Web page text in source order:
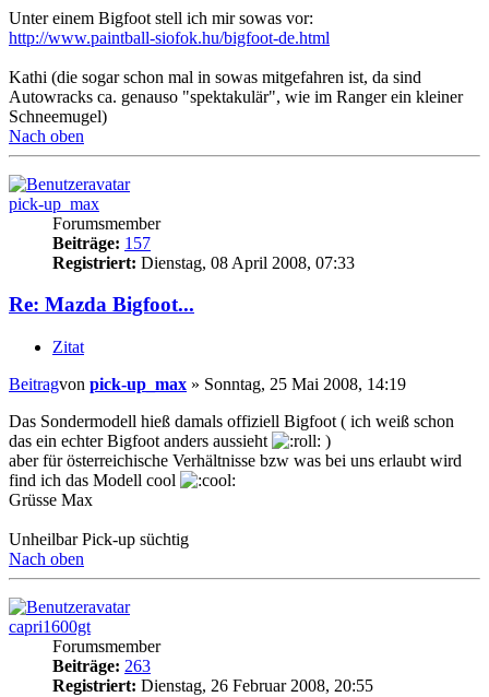
Unter einem Bigfoot stell ich mir sowas vor:
http://www.paintball-siofok.hu/bigfoot-de.html
Kathi (die sogar schon mal in sowas mitgefahren ist, da sind
Autowracks ca. genauso "spektakulär", wie im Ranger ein kleiner
Schneemugel)
Nach oben
pick-up_max
Forumsmember
Beiträge: 157
Registriert: Dienstag, 08 April 2008, 07:33
Re: Mazda Bigfoot...
Zitat
Beitragvon pick-up_max » Sonntag, 25 Mai 2008, 14:19
Das Sondermodell hieß damals offiziell Bigfoot ( ich weiß schon
das ein echter Bigfoot anders aussieht
)
aber für österreichische Verhältnisse bzw was bei uns erlaubt wird
find ich das Modell cool
Grüsse Max
Unheilbar Pick-up süchtig
Nach oben
capri1600gt
Forumsmember
Beiträge: 263
Registriert: Dienstag, 26 Februar 2008, 20:55